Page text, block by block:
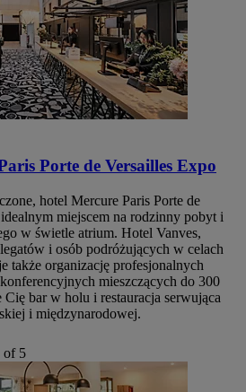
Porte de Versailles Expo
hotel Mercure Paris Porte de
miejscem na rodzinny pobyt i
w świetle atrium. Hotel Vanves,
i osób podróżujących w celach
także organizację profesjonalnych
mieszczących do 300
bar w holu i restauracja serwująca
i międzynarodowej.
of 5